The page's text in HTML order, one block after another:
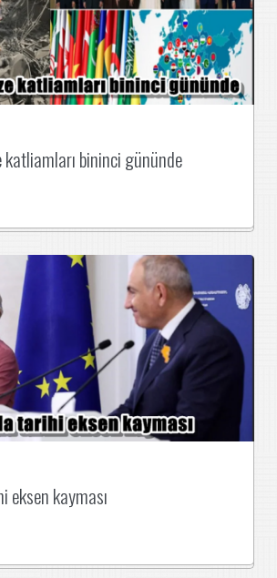
katliamları bininci gününde
eksen kayması